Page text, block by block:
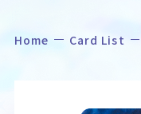
Home
Home Card List